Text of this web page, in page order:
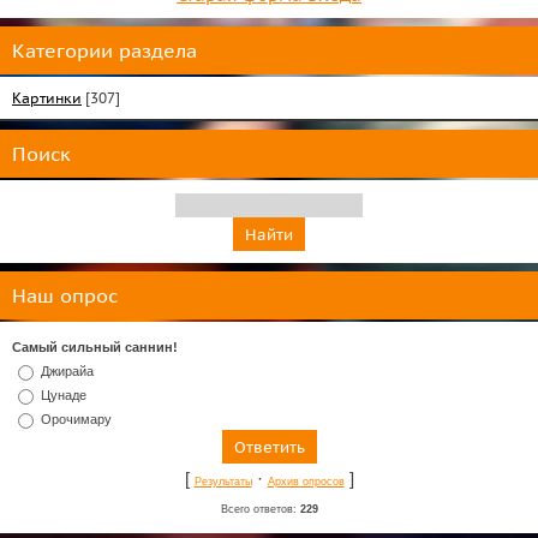
Категории раздела
Картинки [307]
Поиск
Наш опрос
Самый сильный саннин!
Джирайа
Цунаде
Орочимару
[ Результаты· Архив опросов]
Всего ответов: 229